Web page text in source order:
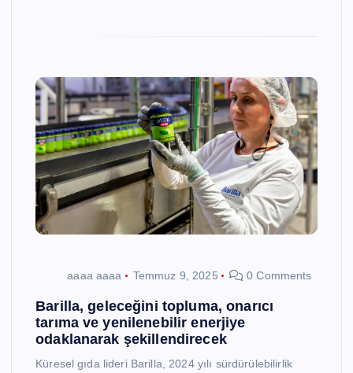
aaaa aaaa Temmuz 9, 2025 0 Comments
Barilla, geleceğini topluma, onarıcı
tarıma ve yenilenebilir enerjiye
odaklanarak şekillendirecek
Küresel gıda lideri Barilla, 2024 yılı sürdürülebilirlik